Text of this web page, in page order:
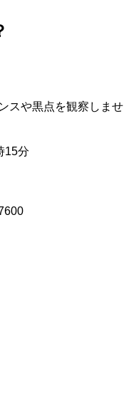
スや黒点を観察しませ
15分